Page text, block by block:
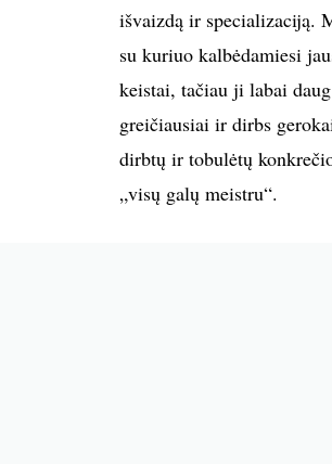
išvaizdą ir specializaciją.
su kuriuo kalbėdamiesi
keistai, tačiau ji labai
greičiausiai ir dirbs
dirbtų ir tobulėtų
„visų galų meistru“.